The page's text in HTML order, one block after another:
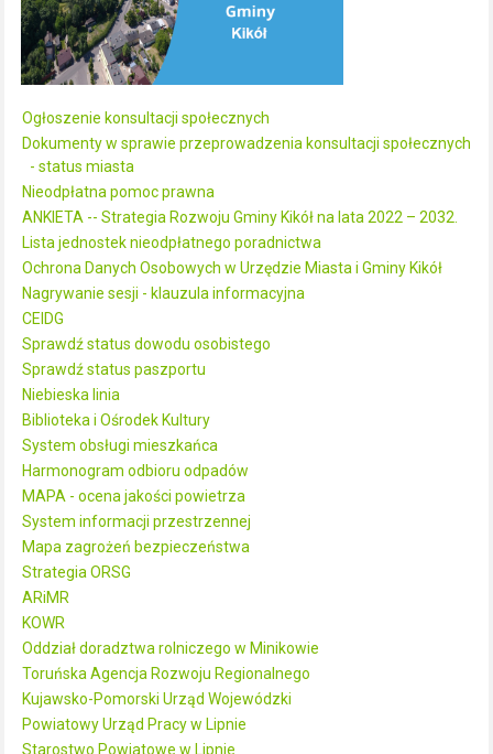
Ogłoszenie konsultacji społecznych
Dokumenty w sprawie przeprowadzenia konsultacji społecznych
- status miasta
Nieodpłatna pomoc prawna
ANKIETA -- Strategia Rozwoju Gminy Kikół na lata 2022 – 2032.
Lista jednostek nieodpłatnego poradnictwa
Ochrona Danych Osobowych w Urzędzie Miasta i Gminy Kikół
Nagrywanie sesji - klauzula informacyjna
CEIDG
Sprawdź status dowodu osobistego
Sprawdź status paszportu
Niebieska linia
Biblioteka i Ośrodek Kultury
System obsługi mieszkańca
Harmonogram odbioru odpadów
MAPA - ocena jakości powietrza
System informacji przestrzennej
Mapa zagrożeń bezpieczeństwa
Strategia ORSG
ARiMR
KOWR
Oddział doradztwa rolniczego w Minikowie
Toruńska Agencja Rozwoju Regionalnego
Kujawsko-Pomorski Urząd Wojewódzki
Powiatowy Urząd Pracy w Lipnie
Starostwo Powiatowe w Lipnie